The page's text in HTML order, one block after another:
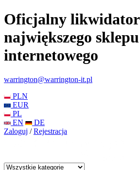
Oficjalny likwidator
największego sklepu
internetowego
warrington@warrington-it.pl
PLN
EUR
PL
EN
DE
Zaloguj / Rejestracja